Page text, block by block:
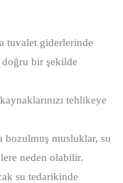
tuvalet giderlerinde
doğru bir şekilde
tehlikeye
bozulmuş musluklar, su
neden olabilir.
su tedarikinde